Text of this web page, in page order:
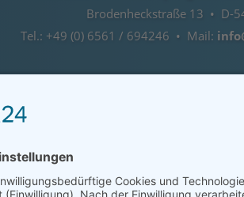
Brodenheckstraße 13 • D-
Tel.: +49 (0) 6561 / 694246 • Mail: